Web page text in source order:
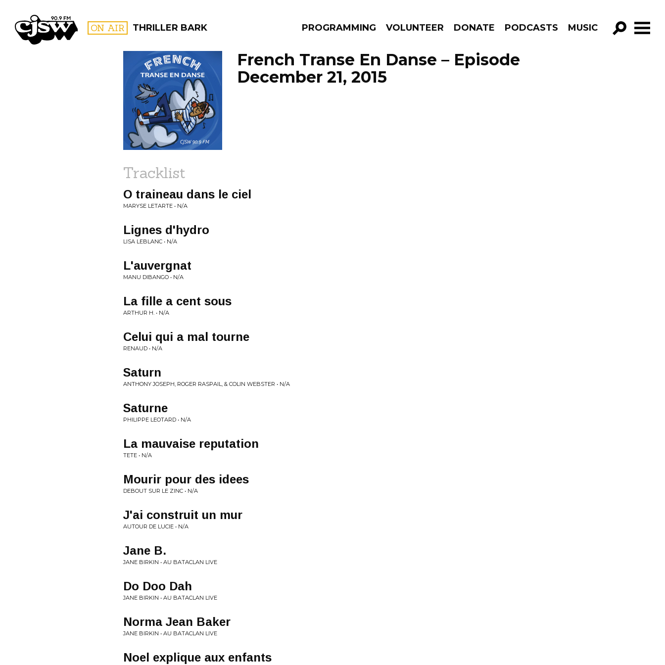
CJSW ON AIR THRILLER BARK PROGRAMMING VOLUNTEER DONATE PODCASTS MUSIC
GO!
FILTER BY:
PROGRAMS
French Transe En Danse – Episode
December 21, 2015
Tracklist
O traineau dans le ciel
MARYSE LETARTE • N/A
Lignes d'hydro
LISA LEBLANC • N/A
L'auvergnat
MANU DIBANGO • N/A
La fille a cent sous
ARTHUR H. • N/A
Celui qui a mal tourne
RENAUD • N/A
Saturn
ANTHONY JOSEPH, ROGER RASPAIL, & COLIN WEBSTER • N/A
Saturne
PHILIPPE LEOTARD • N/A
La mauvaise reputation
TETE • N/A
Mourir pour des idees
DEBOUT SUR LE ZINC • N/A
J'ai construit un mur
AUTOUR DE LUCIE • N/A
Jane B.
JANE BIRKIN • AU BATACLAN LIVE
Do Doo Dah
JANE BIRKIN • AU BATACLAN LIVE
Norma Jean Baker
JANE BIRKIN • AU BATACLAN LIVE
Noel explique aux enfants